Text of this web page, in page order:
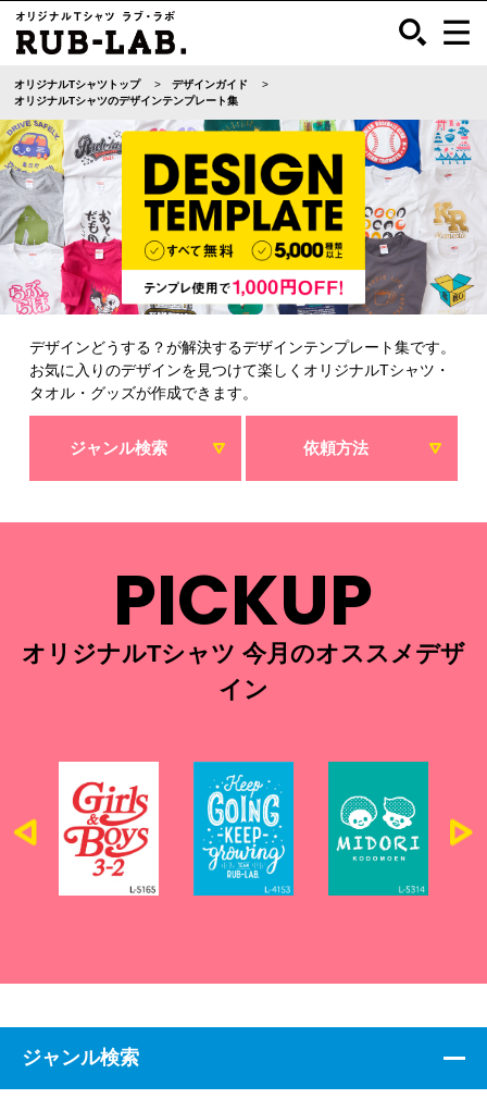
オリジナルTシャツトップ
デザインガイド
オリジナルTシャツのデザインテンプレート集
デザインどうする？が解決するデザインテンプレート集です。
お気に入りのデザインを見つけて楽しくオリジナルTシャツ・
タオル・グッズが作成できます。
ジャンル検索 依頼方法
PICKUP
オリジナルTシャツ 今月のオススメデザ
イン
ジャンル検索